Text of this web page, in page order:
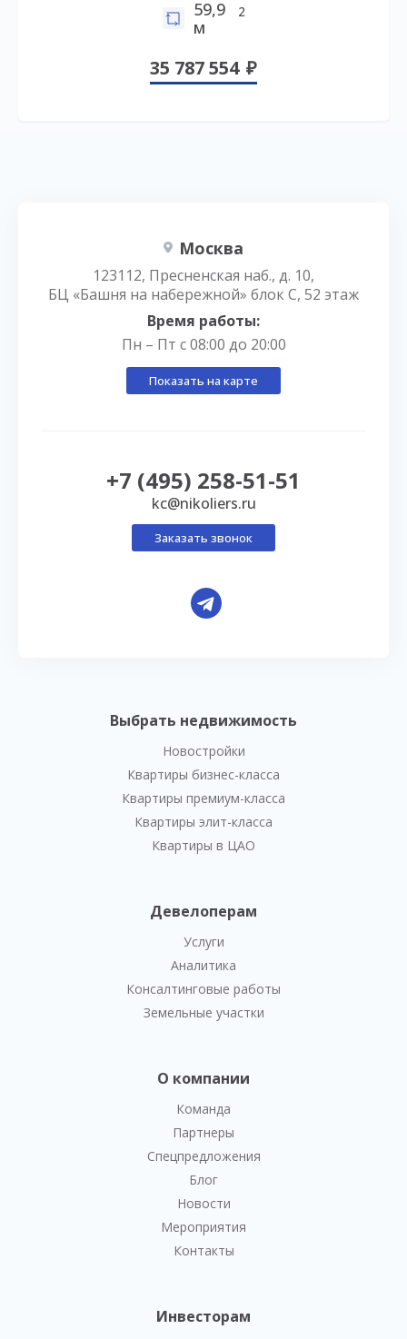
59,9
м
2
35 787 554
Выбрать недвижимость
Новостройки
Квартиры бизнес-класса
Квартиры премиум-класса
Квартиры элит-класса
Квартиры в ЦАО
Девелоперам
Услуги
Аналитика
Консалтинговые работы
Земельные участки
О компании
Команда
Партнеры
Спецпредложения
Блог
Новости
Мероприятия
Контакты
Инвесторам
Москва
123112, Пресненская наб., д. 10,
БЦ «Башня на набережной» блок С, 52 этаж
Время работы:
Пн – Пт с 08:00 до 20:00
Показать на карте
+7 (495) 258-51-51
kc@nikoliers.ru
Заказать звонок